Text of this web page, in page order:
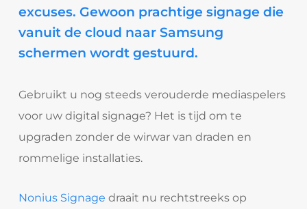
excuses. Gewoon prachtige signage die
vanuit de cloud naar Samsung
schermen wordt gestuurd.
Gebruikt u nog steeds verouderde mediaspelers
voor uw digital signage? Het is tijd om te
upgraden zonder de wirwar van draden en
rommelige installaties.
Nonius Signage draait nu rechtstreeks op